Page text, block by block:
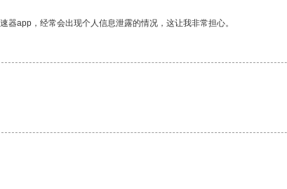
app，经常会出现个人信息泄露的情况，这让我非常担心。